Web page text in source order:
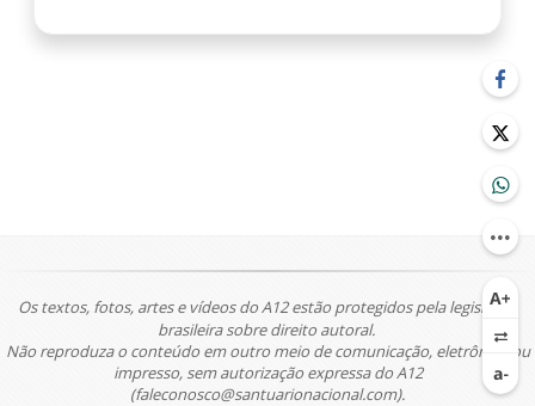
Os textos, fotos, artes e vídeos do A12 estão protegidos pela legislação
brasileira sobre direito autoral.
Não reproduza o conteúdo em outro meio de comunicação, eletrônico ou
impresso, sem autorização expressa do A12
(faleconosco@santuarionacional.com).